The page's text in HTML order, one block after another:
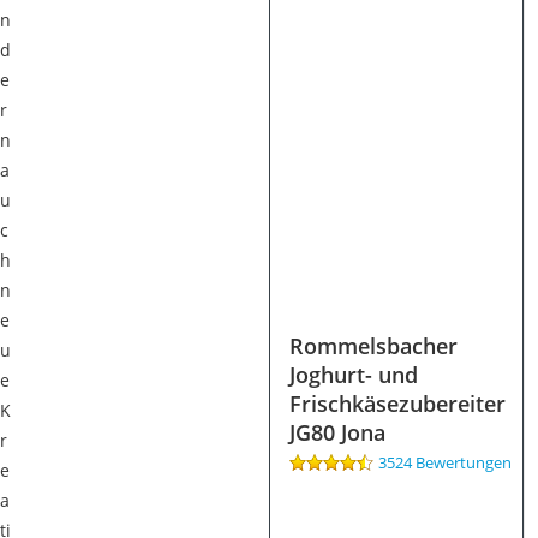
n
d
e
r
n
a
u
c
h
n
e
u
e
K
r
e
a
ti
Rommelsbacher
Joghurt- und
Frischkäsezubereiter
JG80 Jona
3524 Bewertungen